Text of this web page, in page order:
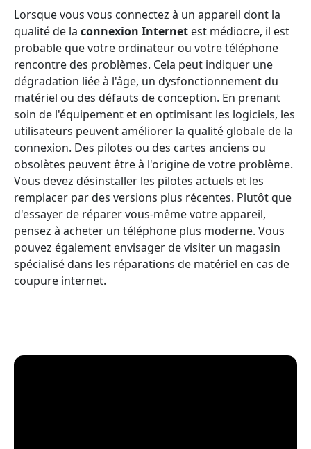
Lorsque vous vous connectez à un appareil dont la
qualité de la connexion Internet est médiocre, il est
probable que votre ordinateur ou votre téléphone
rencontre des problèmes. Cela peut indiquer une
dégradation liée à l'âge, un dysfonctionnement du
matériel ou des défauts de conception. En prenant
soin de l'équipement et en optimisant les logiciels, les
utilisateurs peuvent améliorer la qualité globale de la
connexion. Des pilotes ou des cartes anciens ou
obsolètes peuvent être à l'origine de votre problème.
Vous devez désinstaller les pilotes actuels et les
remplacer par des versions plus récentes. Plutôt que
d'essayer de réparer vous-même votre appareil,
pensez à acheter un téléphone plus moderne. Vous
pouvez également envisager de visiter un magasin
spécialisé dans les réparations de matériel en cas de
coupure internet.